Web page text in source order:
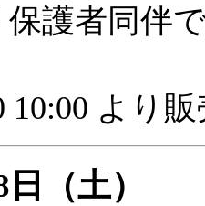
護者同伴
10:00 より
（土）